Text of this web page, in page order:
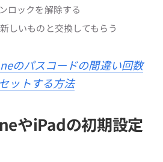
ロックを解除する
しいものと交換してもらう
のパスコードの間違い回数
ットする方法
やiPadの初期設定